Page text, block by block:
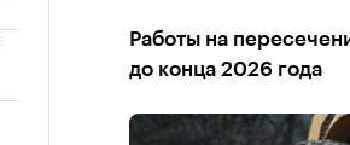
Работы на
до конца 2026 года